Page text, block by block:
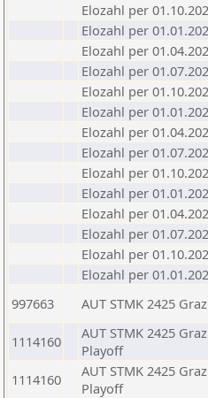
Elozahl per
Elozahl per
Elozahl per
Elozahl per
Elozahl per
Elozahl per
Elozahl per
Elozahl per
Elozahl per
Elozahl per
Elozahl per
Elozahl per
Elozahl per
Elozahl per
997663
AUT STMK 2425
1114160
AUT STMK 2425
Playoff
1114160
AUT STMK 2425
Playoff